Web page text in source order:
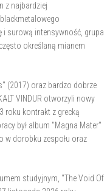
z najbardziej
i surową intensywność, grupa
określaną mianem
(2017) oraz bardzo dobrze
VINDUR otworzyli nowy
roku kontrakt z grecką
był album "Magna Mater"
w dorobku zespołu oraz
studyjnym, "The Void Of